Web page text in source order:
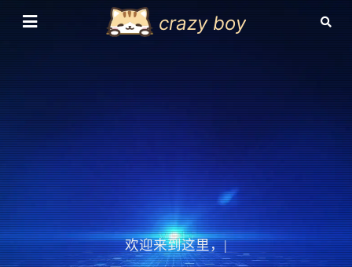
crazy boy
欢迎来到这里，也欢|